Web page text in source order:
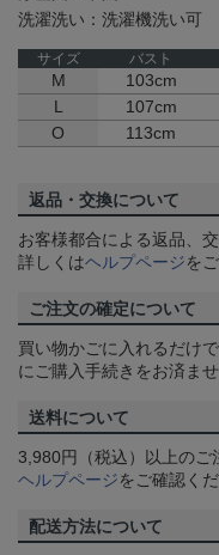
洗濯洗い：洗濯機洗い可
サイズ バスト
M 103cm
L
107cm
O
113cm
返品・交換について
お客様都合による返品、
詳しくはヘルプページを
ご注文の確定について
買い物かごに入れるだけ
にご購入手続きをお済ませ
送料について
3,980円（税込）以上のご
ヘルプページをご確認くだ
配送方法について